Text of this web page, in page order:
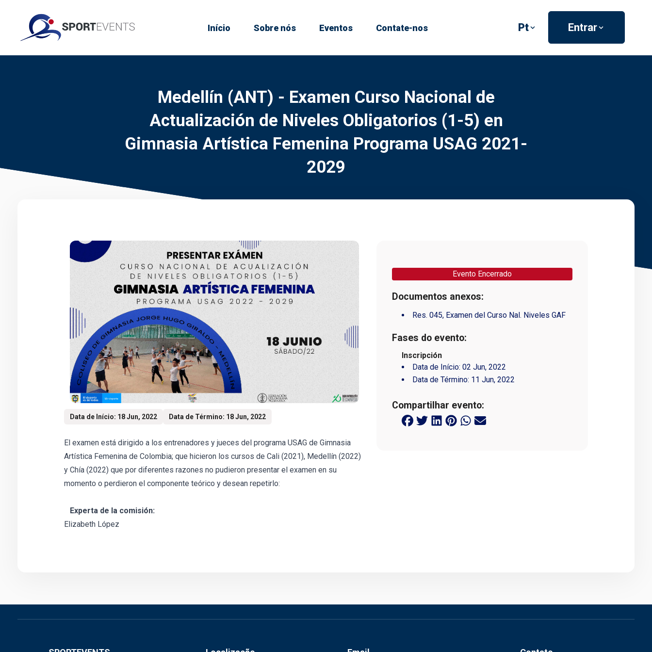
Início Sobre nós Eventos Contate-nos Pt Entrar
Medellín (ANT) - Examen Curso Nacional de
Actualización de Niveles Obligatorios (1-5) en
Gimnasia Artística Femenina Programa USAG 2021-
2029
Data de Início: 18 Jun, 2022 Data de Término: 18 Jun, 2022
El examen está dirigido a los entrenadores y jueces del programa USAG de Gimnasia
Artística Femenina de Colombia; que hicieron los cursos de Cali (2021), Medellín (2022)
y Chía (2022) que por diferentes razones no pudieron presentar el examen en su
momento o perdieron el componente teórico y desean repetirlo:
Experta de la comisión:
Elizabeth López
Evento Encerrado
Documentos anexos:
Res. 045, Examen del Curso Nal. Niveles GAF
Fases do evento:
Inscripción
Data de Início: 02 Jun, 2022
Data de Término: 11 Jun, 2022
Compartilhar evento: